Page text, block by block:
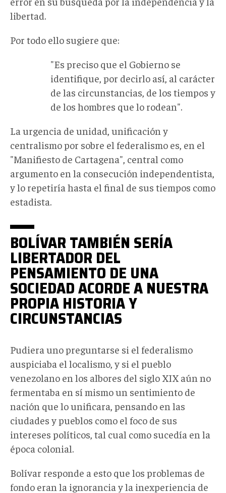
libertad.
Por todo ello sugiere que:
"Es preciso que el Gobierno se
identifique, por decirlo así, al carácter
de las circunstancias, de los tiempos y
de los hombres que lo rodean".
La urgencia de unidad, unificación y
centralismo por sobre el federalismo es, en el
"Manifiesto de Cartagena", central como
argumento en la consecución independentista,
y lo repetiría hasta el final de sus tiempos como
estadista.
BOLÍVAR TAMBIÉN SERÍA
LIBERTADOR DEL
PENSAMIENTO DE UNA
SOCIEDAD ACORDE A NUESTRA
PROPIA HISTORIA Y
CIRCUNSTANCIAS
Pudiera uno preguntarse si el federalismo
auspiciaba el localismo, y si el pueblo
venezolano en los albores del siglo XIX aún no
fermentaba en sí mismo un sentimiento de
nación que lo unificara, pensando en las
ciudades y pueblos como el foco de sus
intereses políticos, tal cual como sucedía en la
época colonial.
Bolívar responde a esto que los problemas de
fondo eran la ignorancia y la inexperiencia de